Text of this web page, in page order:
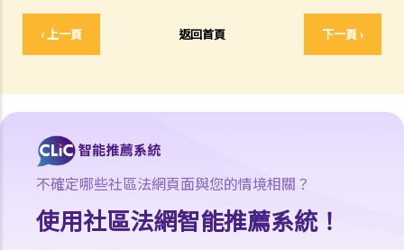
‹ 上一頁 返回首頁 下一頁 ›
2. 當正本遺囑丟失，只有遺囑副本時，可以申領授予遺囑認證書嗎？
4. 遺產管理書 (在無遺囑而去世的情況下)
1. 資格
請遺產管理書。另一個人可以申請嗎？他需要做什麼？
不確定哪些社區法網頁面與您的情境相關？
使用社區法網智能推薦系統！